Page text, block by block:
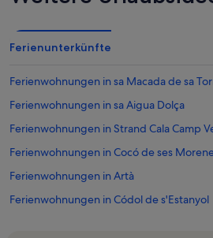
Ferienunterkünfte
Ferienwohnungen in sa Macada de sa
Ferienwohnungen in sa Aigua Dolça
Ferienwohnungen in Strand Cala Camp
Ferienwohnungen in Cocó de ses
Ferienwohnungen in Artà
Ferienwohnungen in Códol de s'Estanyol